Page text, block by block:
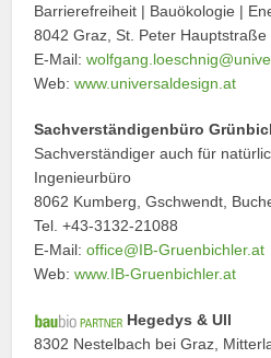
Barrierefreiheit | Bauökologie |
8042 Graz, St. Peter Hauptstraße
E-Mail:
Web:www.universaldesign.at
Sachverständigenbüro
Sachverständiger auch für
Ingenieurbüro
8062 Kumberg, Gschwendt,
Tel. +43-3132-21088
E-Mail:office@IB-Gruenbichler.at
Web:www.IB-Gruenbichler.at
Hegedys & Ull
8302 Nestelbach bei Graz,